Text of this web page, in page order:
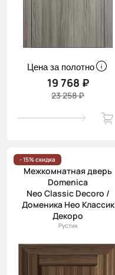
Цена за полотно
19 768 ₽
23 258 ₽
- 15% скидка
Межкомнатная дверь
Domenica
Neo Classic Decoro /
Доменика Нео Классик
Декоро
Рустик